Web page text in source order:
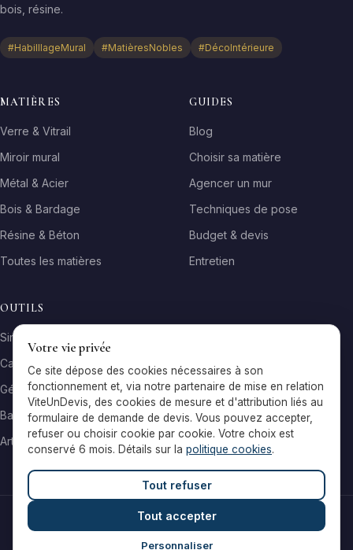
bois, résine.
#HabilllageMural #MatièresNobles #DécoIntérieure
MATIÈRES
Verre & Vitrail
Miroir mural
Métal & Acier
Bois & Bardage
Résine & Béton
Toutes les matières
GUIDES
Blog
Choisir sa matière
Agencer un mur
Techniques de pose
Budget & devis
Entretien
OUTILS
Simulateur matière
Calculateur surface
Générateur galerie
Baromètre de prix
Artisans par ville
© 2026 Reflets & Matières — Tous droits réservés
Mentions légales
Cookies
Votre vie privée
Ce site dépose des cookies nécessaires à son
fonctionnement et, via notre partenaire de mise en relation
ViteUnDevis, des cookies de mesure et d'attribution liés au
formulaire de demande de devis. Vous pouvez accepter,
refuser ou choisir cookie par cookie. Votre choix est
conservé 6 mois. Détails sur la politique cookies.
Tout refuser
Tout accepter
Personnaliser